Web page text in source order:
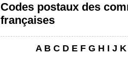
Codes postaux des
françaises
A B C D E F G H I J K